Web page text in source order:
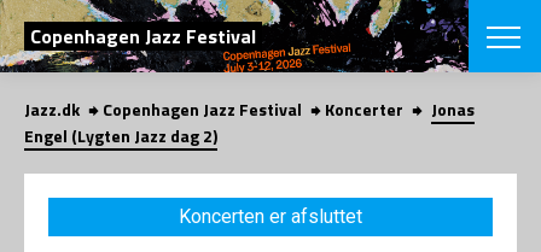
SØG
Copenhagen Jazz Festival
English
VÆLG
Jazz.dk Copenhagen Jazz Festival Koncerter
Jonas
Engel (Lygten Jazz dag 2)
Koncerten er afsluttet